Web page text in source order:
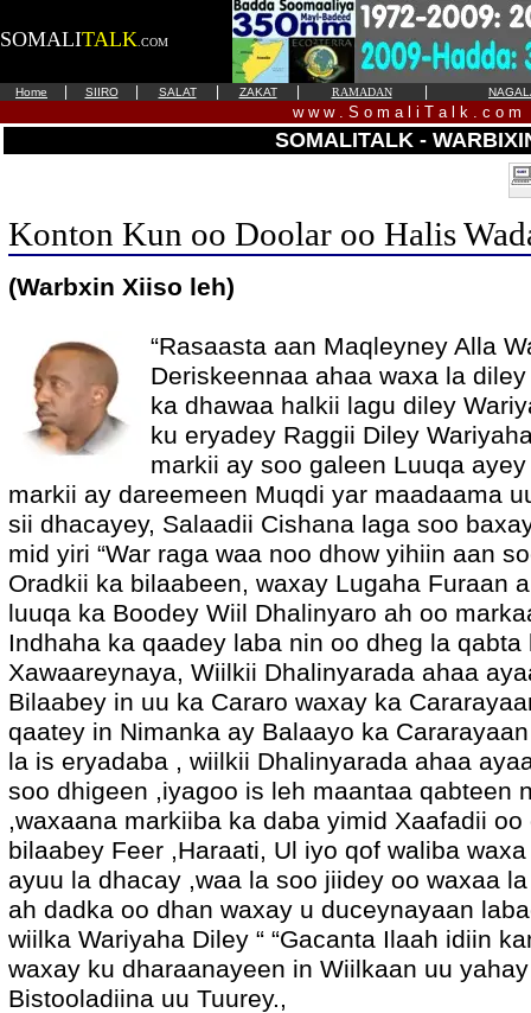
SOMALITALK .COM
Home SIIRO SALAT ZAKAT RAMADAN
w w w . S o m a l i T a l k . c o m
SOMALITALK -
Konton Kun oo Doolar oo Halis
(Warbxin Xiiso leh)
“Rasaasta aan Maqleyney Alla
Deriskeennaa ahaa waxa la
ka dhawaa halkii lagu diley
ku eryadey Raggii Diley
markii ay soo galeen Luuqa
markii ay dareemeen Muqdi yar maadaama
sii dhacayey, Salaadii Cishana laga soo
mid yiri “War raga waa noo dhow yihiin aan
Oradkii ka bilaabeen, waxay Lugaha Furaan
luuqa ka Boodey Wiil Dhalinyaro ah oo
Indhaha ka qaadey laba nin oo dheg la
Xawaareynaya, Wiilkii Dhalinyarada ahaa
Bilaabey in uu ka Cararo waxay ka
qaatey in Nimanka ay Balaayo ka
la is eryadaba , wiilkii Dhalinyarada ahaa
soo dhigeen ,iyagoo is leh maantaa qabteen
,waxaana markiiba ka daba yimid Xaafadii
bilaabey Feer ,Haraati, Ul iyo qof waliba
ayuu la dhacay ,waa la soo jiidey oo waxaa
ah dadka oo dhan waxay u duceynayaan
wiilka Wariyaha Diley “ “Gacanta Ilaah idiin
waxay ku dharaanayeen in Wiilkaan uu
Bistooladiina uu Tuurey.,